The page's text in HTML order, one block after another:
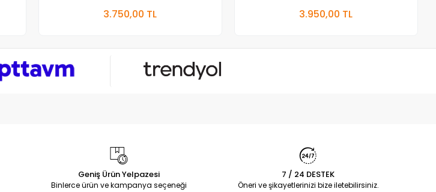
3.750,00 TL 3.950,00 TL
Geniş Ürün Yelpazesi
Binlerce ürün ve kampanya seçeneği
7 / 24 DESTEK
Öneri ve şikayetlerinizi bize iletebilirsiniz.